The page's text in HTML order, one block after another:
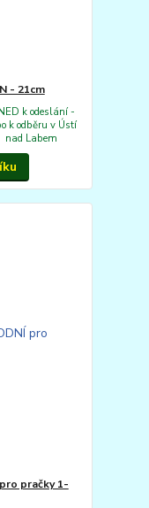
- 21cm
k odeslání -
k odběru v Ústí
nad Labem
pračky 1-